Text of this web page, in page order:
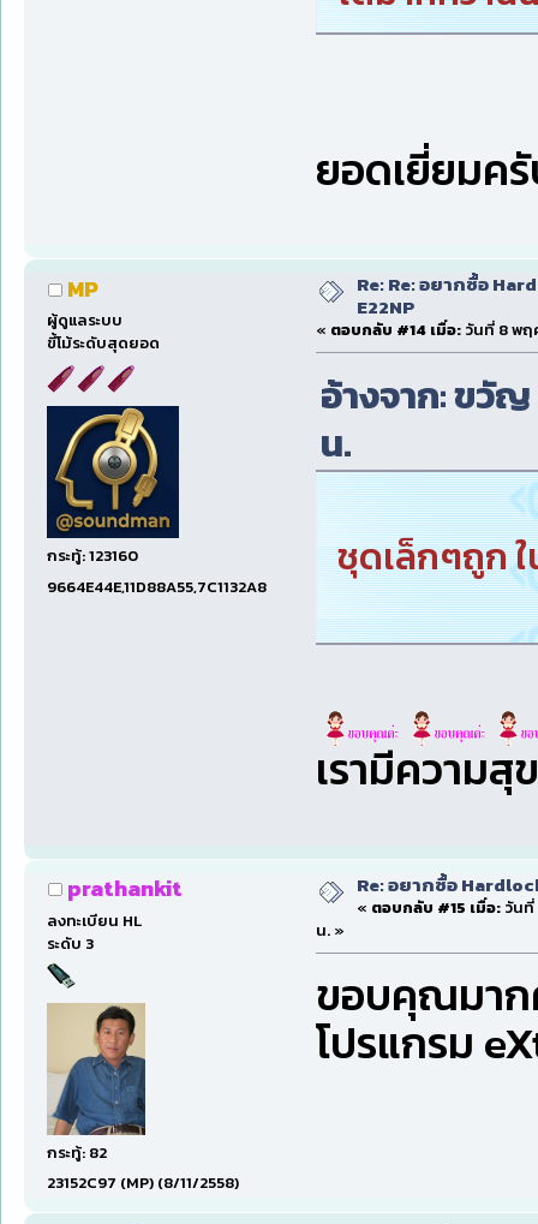
ยอดเยี่ยมค
MP
ผู้ดูแลระบบ
ขี้โม้ระดับสุดยอด
กระทู้: 123160
9664E44E,11D88A55,7C1132A8
Re: Re: อยากซื้อ
E22NP
« ตอบกลับ #14 เมื่อ: วันที่ 8 พฤ
อ้างจาก: ขวั
น.
ชุดเล็กๆถูก
เรามีความสุ
prathankit
ลงทะเบียน HL
ระดับ 3
กระทู้: 82
23152C97 (MP) (8/11/2558)
Re: อยากซื้อ
« ตอบกลับ #15 เมื่อ:วันที่
น. »
ขอบคุณมา
โปรแกรม